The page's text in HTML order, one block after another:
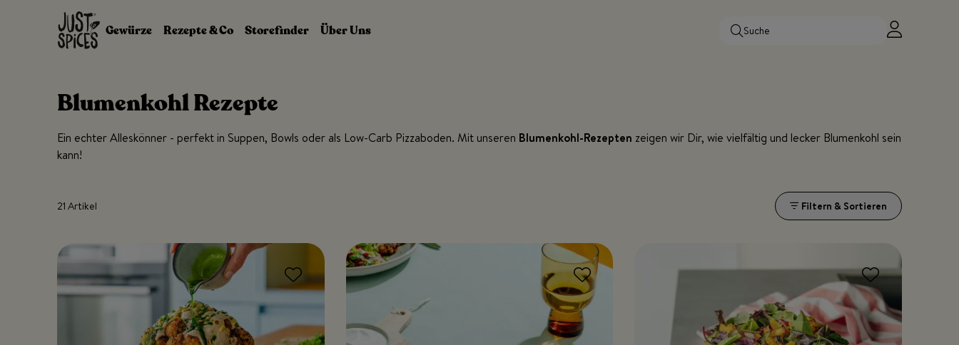
Zum Inhalt springen
Gewürze
Rezepte & Co Storefinder Über Uns
Blumenkohl Rezepte
Ein echter Alleskönner - perfekt in Suppen, Bowls oder als Low-Carb Pizzaboden. Mit unseren Blumenkohl-Rezepten zeigen wir Dir, wie vielfältig und lecker Blumenkohl sein
kann!
21 Artikel Filtern & Sortieren